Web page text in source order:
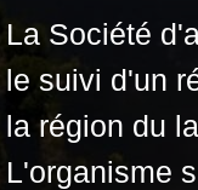
La Société
le suivi d'un
la région du
L'organisme